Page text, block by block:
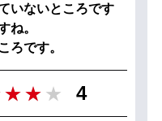
いないところです
ね。
ろです。
4